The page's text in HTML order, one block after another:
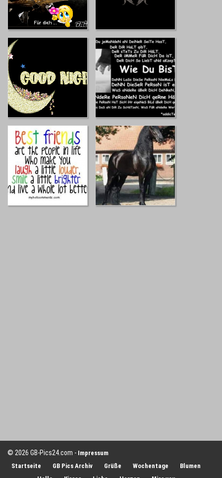
© 2026 GB-Pics24.com - Impressum
Startseite
GB Pics Archiv Grüße Wochentage
Blumen